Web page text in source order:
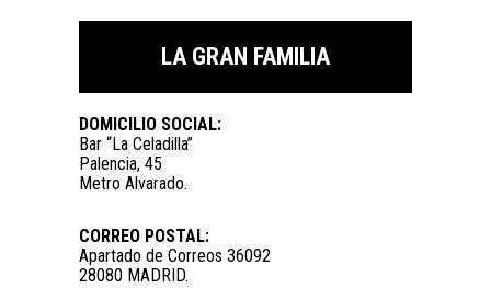
LA GRAN FAMILIA
DOMICILIO SOCIAL:
Bar “La Celadilla”
Palencia, 45
Metro Alvarado.
CORREO POSTAL:
Apartado de Correos 36092
28080 MADRID.